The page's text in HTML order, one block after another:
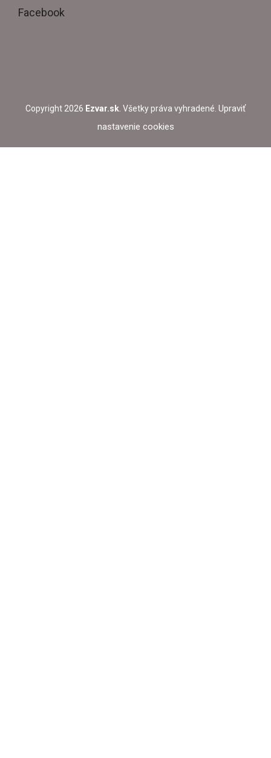
Facebook
Copyright 2026 Ezvar.sk . Všetky práva vyhradené. Upraviť
nastavenie cookies